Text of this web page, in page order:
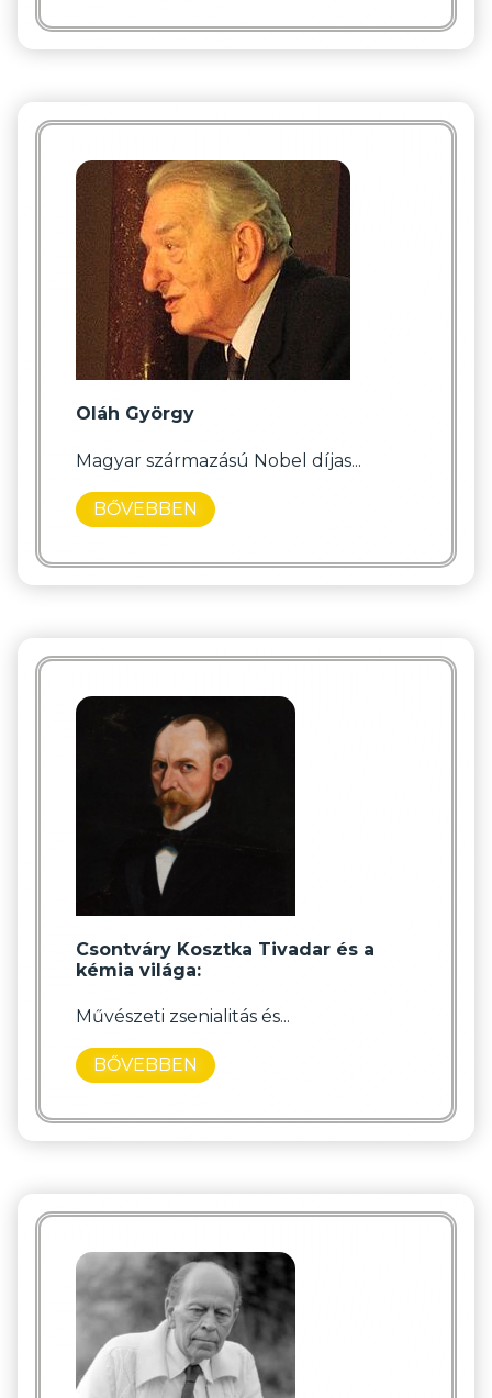
Oláh György
Magyar származású Nobel díjas...
BŐVEBBEN
Csontváry Kosztka Tivadar és a
kémia világa:
Művészeti zsenialitás és...
BŐVEBBEN